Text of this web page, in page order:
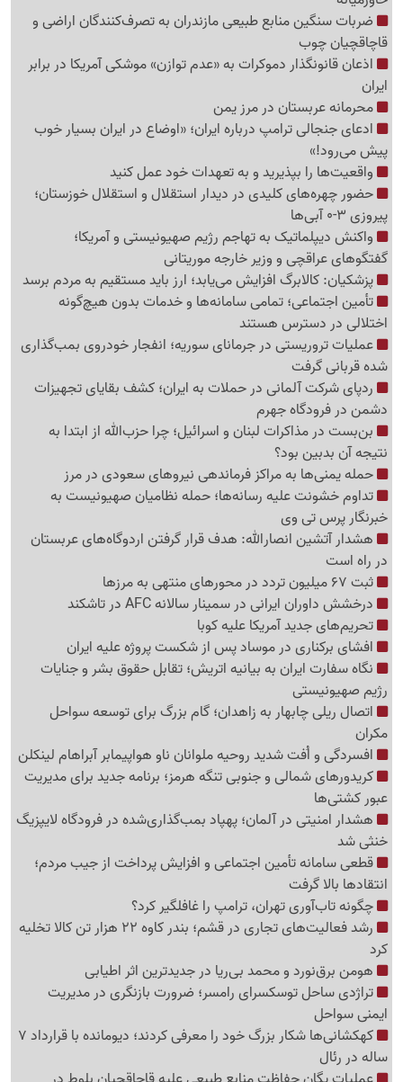
ضربات سنگین منابع طبیعی مازندران به تصرف‌کنندگان اراضی و
قاچاقچیان چوب
اذعان قانونگذار دموکرات به «عدم توازن» موشکی آمریکا در برابر
ایران
محرمانه عربستان در مرز یمن
ادعای جنجالی ترامپ درباره ایران؛ «اوضاع در ایران بسیار خوب
پیش می‌رود!»
واقعیت‌ها را بپذیرید و به تعهدات خود عمل کنید
حضور چهره‌های کلیدی در دیدار استقلال و استقلال خوزستان؛
پیروزی 3-0 آبی‌ها
واکنش دیپلماتیک به تهاجم رژیم صهیونیستی و آمریکا؛
گفتگوهای عراقچی و وزیر خارجه موریتانی
پزشکیان: کالابرگ افزایش می‌یابد؛ ارز باید مستقیم به مردم برسد
تأمین اجتماعی؛ تمامی سامانه‌ها و خدمات بدون هیچ‌گونه
اختلالی در دسترس هستند
عملیات تروریستی در جرمانای سوریه؛ انفجار خودروی بمب‌گذاری
شده قربانی گرفت
ردپای شرکت آلمانی در حملات به ایران؛ کشف بقایای تجهیزات
دشمن در فرودگاه جهرم
بن‌بست در مذاکرات لبنان و اسرائیل؛ چرا حزب‌الله از ابتدا به
نتیجه آن بدبین بود؟
حمله یمنی‌ها به مراکز فرماندهی نیروهای سعودی در مرز
تداوم خشونت علیه رسانه‌ها؛ حمله نظامیان صهیونیست به
خبرنگار پرس تی وی
هشدار آتشین انصارالله: هدف قرار گرفتن اردوگاه‌های عربستان
در راه است
ثبت 67 میلیون تردد در محورهای منتهی به مرزها
درخشش داوران ایرانی در سمینار سالانه AFC در تاشکند
تحریم‌های جدید آمریکا علیه کوبا
افشای برکناری در موساد پس از شکست پروژه علیه ایران
نگاه سفارت ایران به بیانیه اتریش؛ تقابل حقوق بشر و جنایات
رژیم صهیونیستی
اتصال ریلی چابهار به زاهدان؛ گام بزرگ برای توسعه سواحل
مکران
افسردگی و اُفت شدید روحیه ملوانان ناو هواپیمابر آبراهام لینکلن
کریدورهای شمالی و جنوبی تنگه هرمز؛ برنامه جدید برای مدیریت
عبور کشتی‌ها
هشدار امنیتی در آلمان؛ پهپاد بمب‌گذاری‌شده در فرودگاه لایپزیگ
خنثی شد
قطعی سامانه تأمین اجتماعی و افزایش پرداخت از جیب مردم؛
انتقادها بالا گرفت
چگونه تاب‌آوری تهران، ترامپ را غافلگیر کرد؟
رشد فعالیت‌های تجاری در قشم؛ بندر کاوه 22 هزار تن کالا تخلیه
کرد
هومن برق‌نورد و محمد بی‌ریا در جدیدترین اثر اطیابی
تراژدی ساحل توسکسرای رامسر؛ ضرورت بازنگری در مدیریت
ایمنی سواحل
کهکشانی‌ها شکار بزرگ خود را معرفی کردند؛ دیومانده با قرارداد 7
ساله در رئال